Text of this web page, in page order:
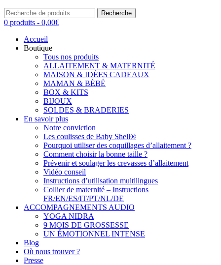
Recherche
pour :
Recherche
0 produits - 0,00€
Accueil
Boutique
Tous nos produits
ALLAITEMENT & MATERNITÉ
MAISON & IDÉES CADEAUX
MAMAN & BÉBÉ
BOX & KITS
BIJOUX
SOLDES & BRADERIES
En savoir plus
Notre conviction
Les coulisses de Baby Shell®
Pourquoi utiliser des coquillages d’allaitement ?
Comment choisir la bonne taille ?
Prévenir et soulager les crevasses d’allaitement
Vidéo conseil
Instructions d’utilisation multilingues
Collier de maternité – Instructions
FR/EN/ES/IT/PT/NL/DE
ACCOMPAGNEMENTS AUDIO
YOGA NIDRA
9 MOIS DE GROSSESSE
UN ÉMOTIONNEL INTENSE
Blog
Où nous trouver ?
Presse